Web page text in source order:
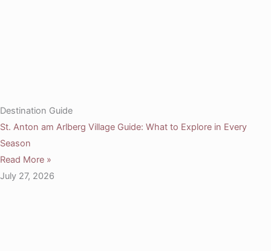
Destination Guide
St. Anton am Arlberg Village Guide: What to Explore in Every
Season
Read More »
July 27, 2026